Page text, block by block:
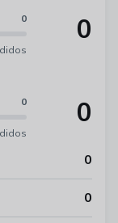
0 0
0 0
0
0